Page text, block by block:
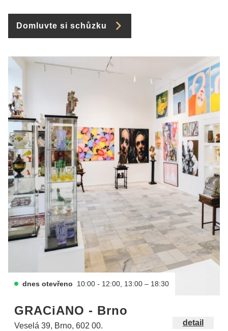
Domluvte si schůzku
dnes otevřeno 10:00 - 12:00, 13:00 – 18:30
GRACiANO - Brno
Veselá 39, Brno, 602 00. detail